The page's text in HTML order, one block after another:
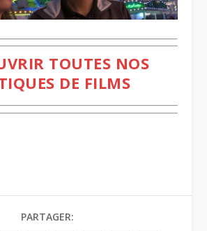
TOUTES NOS
DE FILMS
PARTAGER: